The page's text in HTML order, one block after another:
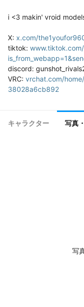
i <3 makin' vroid
X: x.com/
tiktok:
discord:
VRC: vrchat.com/
38028a6cb892
キャラクター 写真
写